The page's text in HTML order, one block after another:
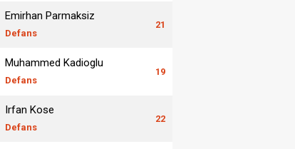
Emirhan Parmaksiz
Defans
21
Muhammed Kadioglu
Defans
19
Irfan Kose
Defans
22